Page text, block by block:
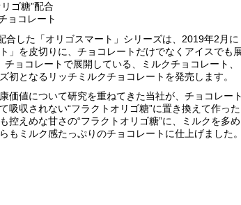
ゴ糖”配合
ョコレート
合した「オリゴスマート」シリーズは、2019年2月に
」を皮切りに、チョコレートだけでなくアイスでも
ョコレートで展開している、ミルクチョコレート、
初となるリッチミルクチョコレートを発売します。
価値について研究を重ねてきた当社が、チョコレート
吸収されない“フラクトオリゴ糖”に置き換えて作った
控えめな甘さの“フラクトオリゴ糖”に、ミルクを多め
もミルク感たっぷりのチョコレートに仕上げました。